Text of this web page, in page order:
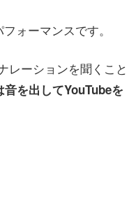
ォーマンスです。
レーションを聞くこと
音を出してYouTubeを